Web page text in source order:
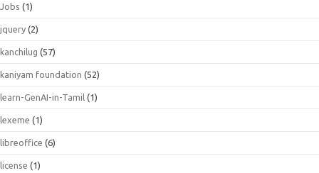
Jobs (1)
jquery (2)
kanchilug (57)
kaniyam foundation (52)
learn-GenAI-in-Tamil (1)
lexeme (1)
libreoffice (6)
license (1)